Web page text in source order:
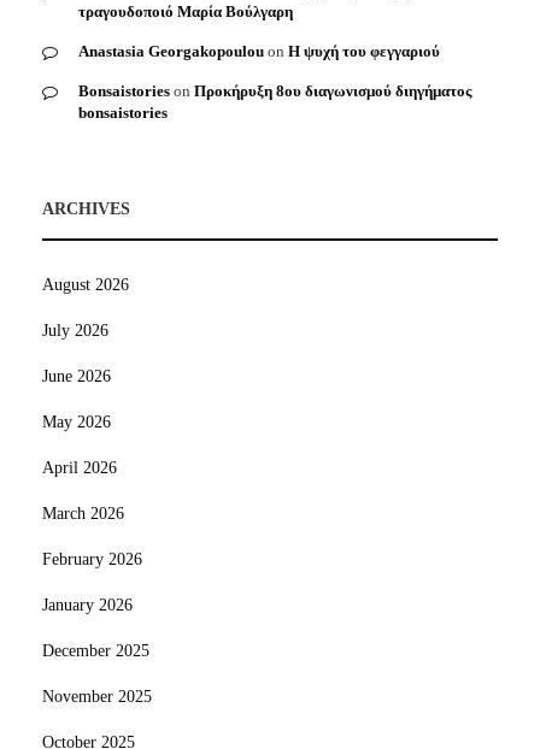
τραγουδοποιό Μαρία Βούλγαρη
Anastasia Georgakopoulou on Η ψυχή του φεγγαριού
Bonsaistories on Προκήρυξη 8ου διαγωνισμού διηγήματος
bonsaistories
ARCHIVES
August 2026
July 2026
June 2026
May 2026
April 2026
March 2026
February 2026
January 2026
December 2025
November 2025
October 2025